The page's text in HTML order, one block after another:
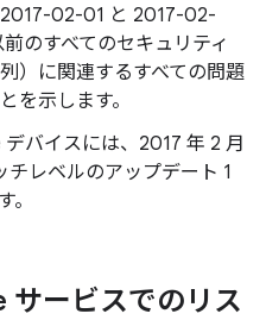
02-01 と 2017-02-
のすべてのセキュリティ
）に関連するすべての問題
を示します。
バイスには、2017 年 2 月
レベルのアップデート 1
ービスでのリス